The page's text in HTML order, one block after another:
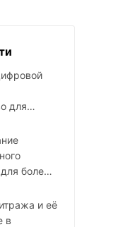
для
более
и её
в